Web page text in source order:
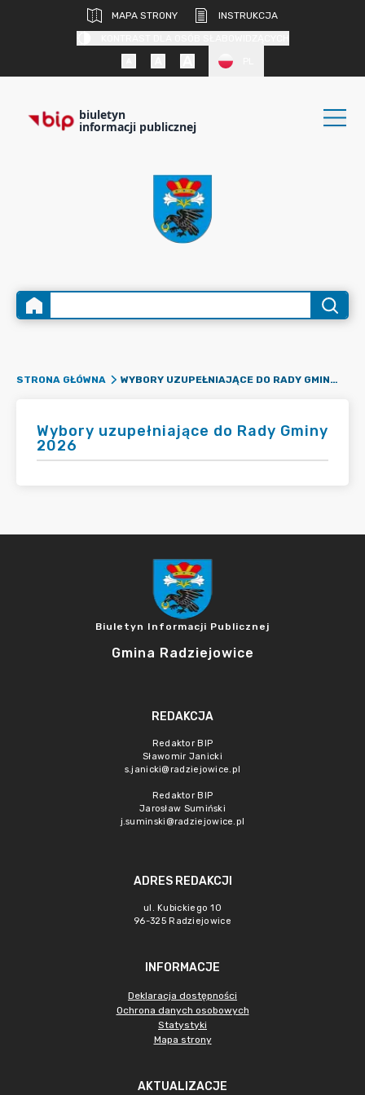
MAPA STRONY
INSTRUKCJA
biuletyn
informacji publicznej
STRONA GŁÓWNA WYBORY UZUPEŁNIAJĄCE DO RADY GMINY 2026
Wybory uzupełniające do Rady Gminy
2026
Biuletyn Informacji Publicznej
Gmina Radziejowice
REDAKCJA
Redaktor BIP
Sławomir Janicki
s.janicki@radziejowice.pl
Redaktor BIP
Jarosław Sumiński
j.suminski@radziejowice.pl
ADRES REDAKCJI
ul. Kubickiego 10
96-325 Radziejowice
INFORMACJE
Deklaracja dostępności
Ochrona danych osobowych
Statystyki
Mapa strony
AKTUALIZACJE